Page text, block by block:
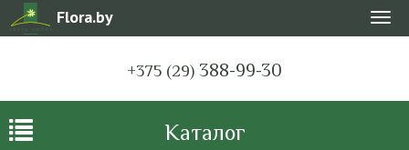
Flora.by
+375 (29) 388-99-30
Каталог